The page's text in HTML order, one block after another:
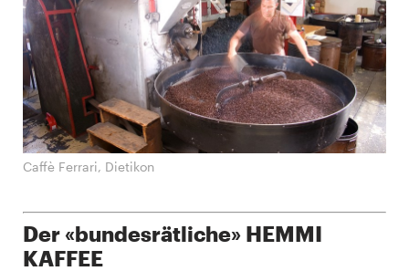
Caffè Ferrari, Dietikon
Der «bundesrätliche» HEMMI
KAFFEE